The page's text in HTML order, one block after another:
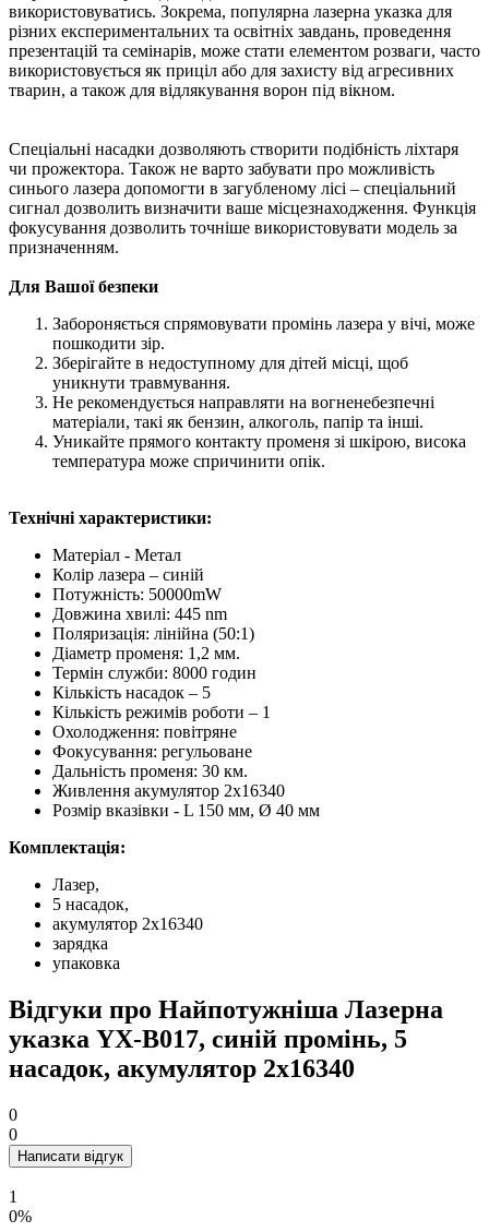
використовуватись. Зокрема, популярна лазерна указка для
різних експериментальних та освітніх завдань, проведення
презентацій та семінарів, може стати елементом розваги, часто
використовується як приціл або для захисту від агресивних
тварин, а також для відлякування ворон під вікном.
Спеціальні насадки дозволяють створити подібність ліхтаря
чи прожектора. Також не варто забувати про можливість
синього лазера допомогти в загубленому лісі – спеціальний
сигнал дозволить визначити ваше місцезнаходження. Функція
фокусування дозволить точніше використовувати модель за
призначенням.
Для Вашої безпеки
Забороняється спрямовувати промінь лазера у вічі, може
пошкодити зір.
Зберігайте в недоступному для дітей місці, щоб
уникнути травмування.
Не рекомендується направляти на вогненебезпечні
матеріали, такі як бензин, алкоголь, папір та інші.
Уникайте прямого контакту променя зі шкірою, висока
температура може спричинити опік.
Технічні характеристики:
Матеріал - Метал
Колір лазера – синій
Потужність: 50000mW
Довжина хвилі: 445 nm
Поляризація: лінійна (50:1)
Діаметр променя: 1,2 мм.
Термін служби: 8000 годин
Кількість насадок – 5
Кількість режимів роботи – 1
Охолодження: повітряне
Фокусування: регульоване
Дальність променя: 30 км.
Живлення акумулятор 2х16340
Розмір вказівки - L 150 мм, Ø 40 мм
Комплектація:
Лазер,
5 насадок,
акумулятор 2х16340
зарядка
упаковка
Відгуки про Найпотужніша Лазерна
указка YX-B017, синій промінь, 5
насадок, акумулятор 2х16340
0
0
Написати відгук
1
0%